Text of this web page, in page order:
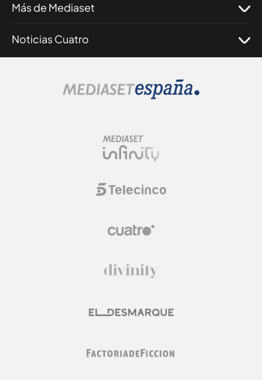
Más de Mediaset
Noticias Cuatro